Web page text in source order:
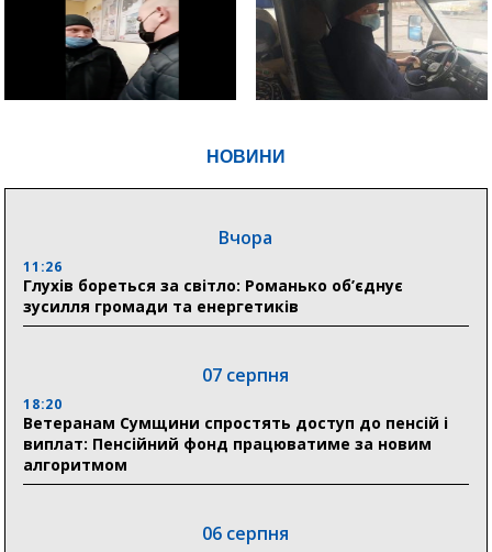
НОВИНИ
Вчора
11:26
Глухів бореться за світло: Романько об’єднує
зусилля громади та енергетиків
07 серпня
18:20
Ветеранам Сумщини спростять доступ до пенсій і
виплат: Пенсійний фонд працюватиме за новим
алгоритмом
06 серпня